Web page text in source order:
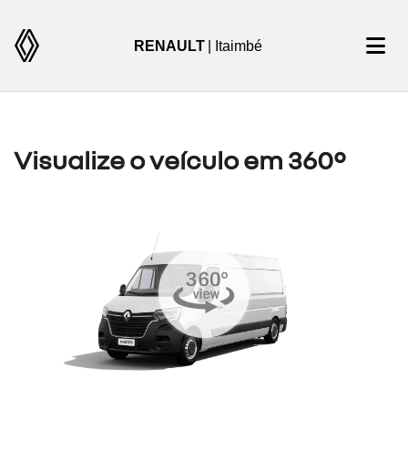
RENAULT | Itaimbé
Visualize o veículo em 360°